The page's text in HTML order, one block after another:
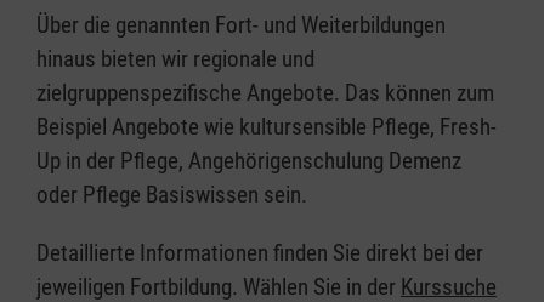
Über die genannten Fort- und Weiterbildungen
hinaus bieten wir regionale und
zielgruppenspezifische Angebote. Das können zum
Beispiel Angebote wie kultursensible Pflege, Fresh-
Up in der Pflege, Angehörigenschulung Demenz
oder Pflege Basiswissen sein.
Detaillierte Informationen finden Sie direkt bei der
jeweiligen Fortbildung. Wählen Sie in der Kurssuche